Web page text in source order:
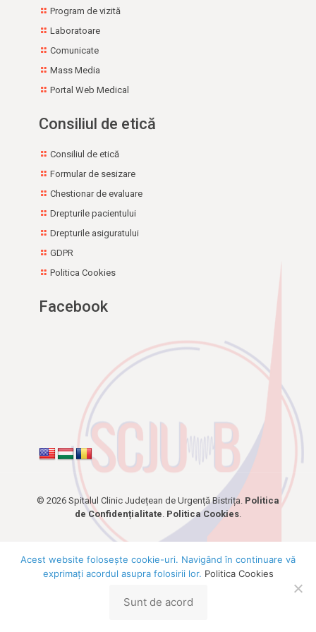
Program de vizită
Laboratoare
Comunicate
Mass Media
Portal Web Medical
Consiliul de etică
Consiliul de etică
Formular de sesizare
Chestionar de evaluare
Drepturile pacientului
Drepturile asiguratului
GDPR
Politica Cookies
Facebook
© 2026 Spitalul Clinic Județean de Urgență Bistrița. Politica
de Confidențialitate Politica Cookies
Acest website foloseşte cookie-uri. Navigând în continuare vă
exprimaţi acordul asupra folosirii lor. Politica Cookies
Sunt de acord